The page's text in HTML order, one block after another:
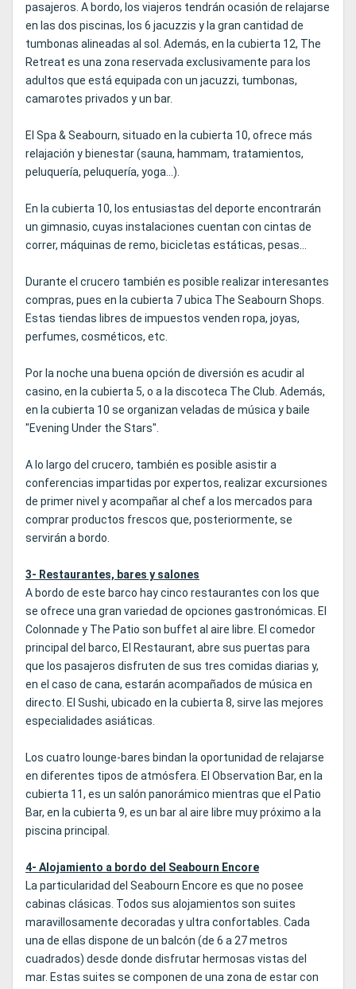
pasajeros. A bordo, los viajeros tendrán ocasión de relajarse
en las dos piscinas, los 6 jacuzzis y la gran cantidad de
tumbonas alineadas al sol. Además, en la cubierta 12, The
Retreat es una zona reservada exclusivamente para los
adultos que está equipada con un jacuzzi, tumbonas,
camarotes privados y un bar.
El Spa & Seabourn, situado en la cubierta 10, ofrece más
relajación y bienestar (sauna, hammam, tratamientos,
peluquería, peluquería, yoga...).
En la cubierta 10, los entusiastas del deporte encontrarán
un gimnasio, cuyas instalaciones cuentan con cintas de
correr, máquinas de remo, bicicletas estáticas, pesas...
Durante el crucero también es posible realizar interesantes
compras, pues en la cubierta 7 ubica The Seabourn Shops.
Estas tiendas libres de impuestos venden ropa, joyas,
perfumes, cosméticos, etc.
Por la noche una buena opción de diversión es acudir al
casino, en la cubierta 5, o a la discoteca The Club. Además,
en la cubierta 10 se organizan veladas de música y baile
"Evening Under the Stars".
A lo largo del crucero, también es posible asistir a
conferencias impartidas por expertos, realizar excursiones
de primer nivel y acompañar al chef a los mercados para
comprar productos frescos que, posteriormente, se
servirán a bordo.
3- Restaurantes, bares y salones
A bordo de este barco hay cinco restaurantes con los que
se ofrece una gran variedad de opciones gastronómicas. El
Colonnade y The Patio son buffet al aire libre. El comedor
principal del barco, El Restaurant, abre sus puertas para
que los pasajeros disfruten de sus tres comidas diarias y,
en el caso de cana, estarán acompañados de música en
directo. El Sushi, ubicado en la cubierta 8, sirve las mejores
especialidades asiáticas.
Los cuatro lounge-bares bindan la oportunidad de relajarse
en diferentes tipos de atmósfera. El Observation Bar, en la
cubierta 11, es un salón panorámico mientras que el Patio
Bar, en la cubierta 9, es un bar al aire libre muy próximo a la
piscina principal.
4- Alojamiento a bordo del Seabourn Encore
La particularidad del Seabourn Encore es que no posee
cabinas clásicas. Todos sus alojamientos son suites
maravillosamente decoradas y ultra confortables. Cada
una de ellas dispone de un balcón (de 6 a 27 metros
cuadrados) desde donde disfrutar hermosas vistas del
mar. Estas suites se componen de una zona de estar con